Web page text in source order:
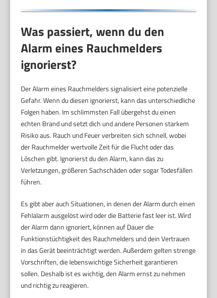
Was passiert, wenn du den
Alarm eines Rauchmelders
ignorierst?
Der Alarm eines Rauchmelders signalisiert eine potenzielle
Gefahr. Wenn du diesen ignorierst, kann das unterschiedliche
Folgen haben. Im schlimmsten Fall übergehst du einen
echten Brand und setzt dich und andere Personen starkem
Risiko aus. Rauch und Feuer verbreiten sich schnell, wobei
der Rauchmelder wertvolle Zeit für die Flucht oder das
Löschen gibt. Ignorierst du den Alarm, kann das zu
Verletzungen, größeren Sachschäden oder sogar Todesfällen
führen.
Es gibt aber auch Situationen, in denen der Alarm durch einen
Fehlalarm ausgelöst wird oder die Batterie fast leer ist. Wird
der Alarm dann ignoriert, können auf Dauer die
Funktionstüchtigkeit des Rauchmelders und dein Vertrauen
in das Gerät beeinträchtigt werden. Außerdem gelten strenge
Vorschriften, die lebenswichtige Sicherheit garantieren
sollen. Deshalb ist es wichtig, den Alarm ernst zu nehmen
und richtig zu reagieren.